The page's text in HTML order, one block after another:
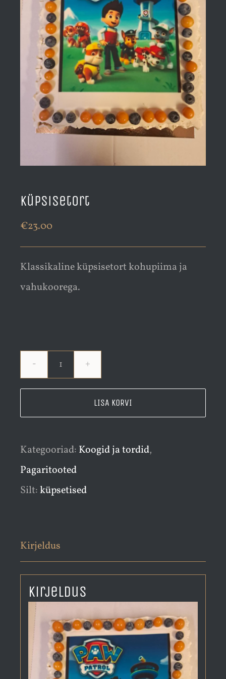
Küpsisetort
€23.00
Klassikaline küpsisetort kohupiima ja
vahukoorega.
kogus
LISA KORVI
Kategooriad: Koogid ja tordid,
Pagaritooted
Silt:küpsetised
Kirjeldus
Kirjeldus